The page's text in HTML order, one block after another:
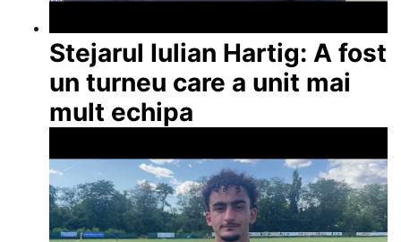
Stejarul Iulian Hartig: A fost
un turneu care a unit mai
mult echipa